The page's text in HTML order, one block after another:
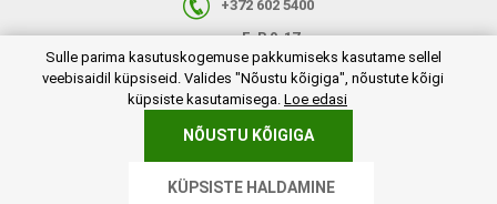
+372 602 5400
E-R 9-17
info@invaru.ee
Powered bynopCommerce
Sulle parima kasutuskogemuse pakkumiseks kasutame sellel
veebisaidil küpsiseid. Valides "Nõustu kõigiga", nõustute kõigi
küpsiste kasutamisega. Loe edasi
NÕUSTU KÕIGIGA
KÜPSISTE HALDAMINE